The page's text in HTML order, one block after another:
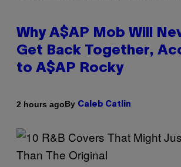
Why A$AP Mob Will
Get Back Together,
to A$AP Rocky
2 hours agoBy Caleb Catlin